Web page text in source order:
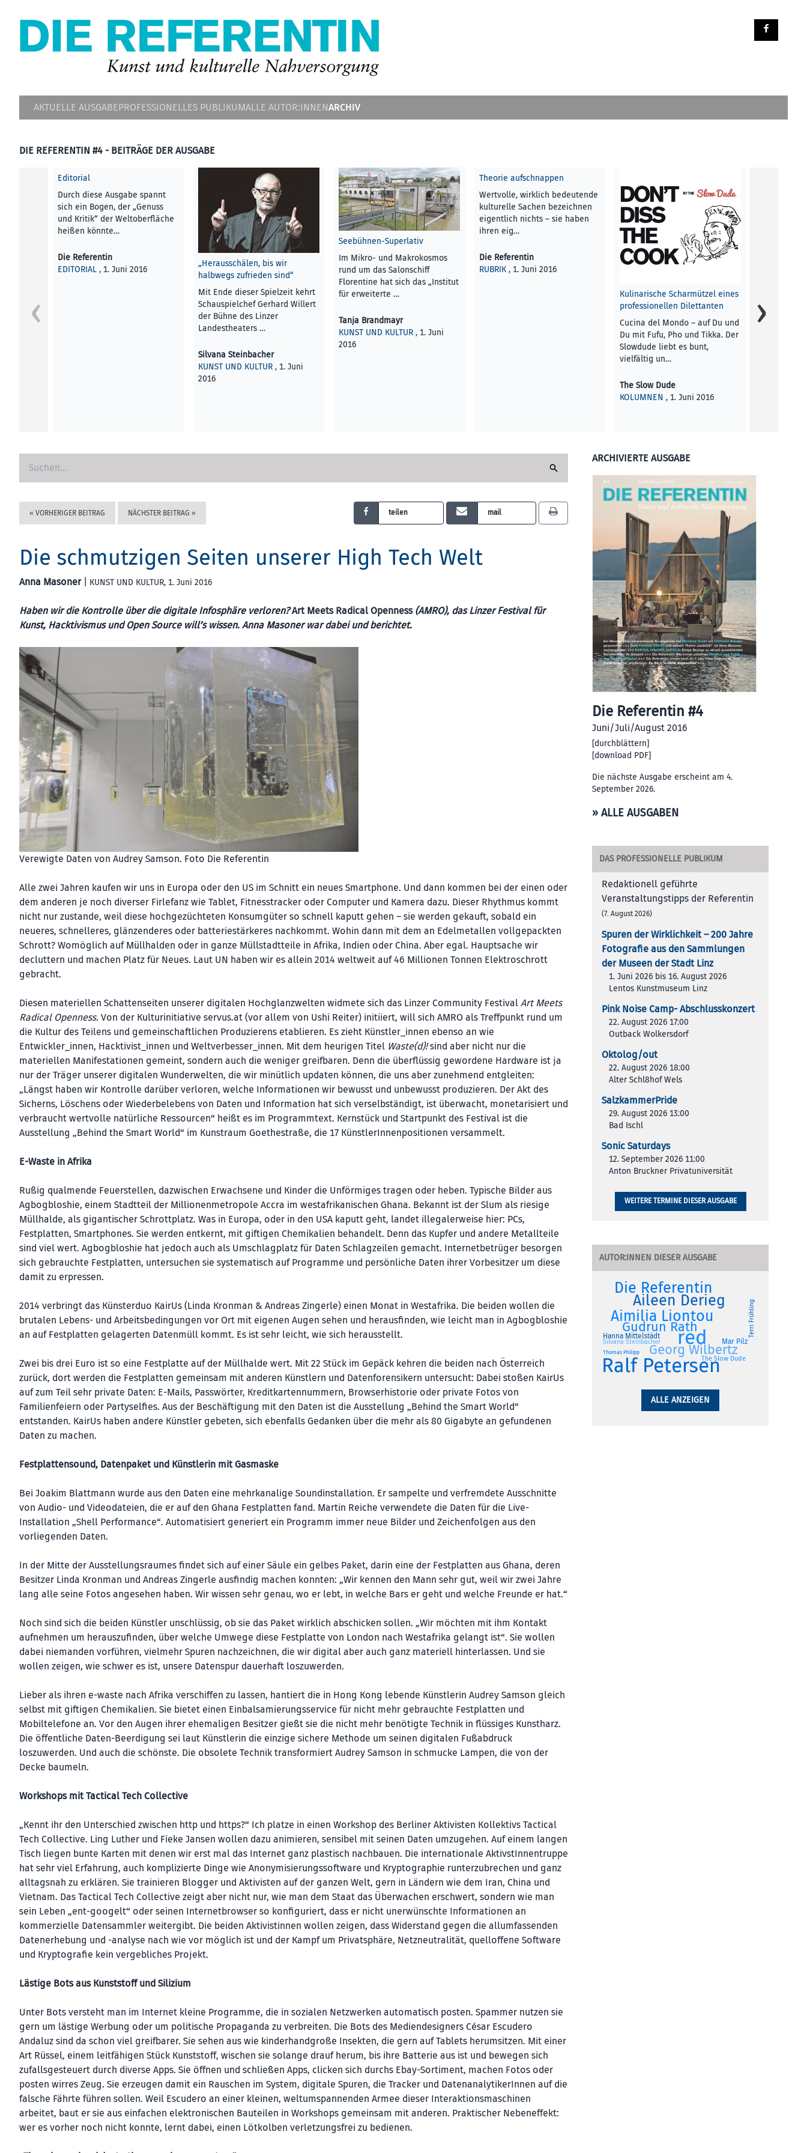
AKTUELLE AUSGABEPROFESSIONELLES PUBLIKUMALLE AUTOR:INNENARCHIV
DIE REFERENTIN #4 - BEITRÄGE DER AUSGABE
Editorial
Durch diese Ausgabe spannt
sich ein Bogen, der „Genuss
und Kritik“ der Weltoberfläche
heißen könnte…
Die Referentin
EDITORIAL , 1. Juni 2016
„Herausschälen, bis wir
halbwegs zufrieden sind“
Mit Ende dieser Spielzeit kehrt
Schauspielchef Gerhard Willert
der Bühne des Linzer
Landestheaters …
Silvana Steinbacher
KUNST UND KULTUR , 1. Juni
2016
Seebühnen-Superlativ
Im Mikro- und Makrokosmos
rund um das Salonschiff
Florentine hat sich das „Institut
für erweiterte …
Tanja Brandmayr
KUNST UND KULTUR , 1. Juni
2016
Theorie aufschnappen
Wertvolle, wirklich bedeutende
kulturelle Sachen bezeichnen
eigentlich nichts – sie haben
ihren eig…
Die Referentin
RUBRIK , 1. Juni 2016
Kulinarische Scharmützel eines
professionellen Dilettanten
Cucina del Mondo – auf Du und
Du mit Fufu, Pho und Tikka. Der
Slowdude liebt es bunt,
vielfältig un…
The Slow Dude
KOLUMNEN , 1. Juni 2016
« VORHERIGER BEITRAG NÄCHSTER BEITRAG » teilen mail
Die schmutzigen Seiten unserer High Tech Welt
Anna Masoner| KUNST UND KULTUR, 1. Juni 2016
Haben wir die Kontrolle über die digitale Infosphäre verloren?Art Meets Radical Openness(AMRO), das Linzer Festival für
Kunst, Hacktivismus und Open Source will’s wissen. Anna Masoner war dabei und berichtet.
Verewigte Daten von Audrey Samson. Foto Die Referentin
Alle zwei Jahren kaufen wir uns in Europa oder den US im Schnitt ein neues Smartphone. Und dann kommen bei der einen oder
dem anderen je noch diverser Firlefanz wie Tablet, Fitnesstracker oder Computer und Kamera dazu. Dieser Rhythmus kommt
nicht nur zustande, weil diese hochgezüchteten Konsumgüter so schnell kaputt gehen – sie werden gekauft, sobald ein
neueres, schnelleres, glänzenderes oder batteriestärkeres nachkommt. Wohin dann mit dem an Edelmetallen vollgepackten
Schrott? Womöglich auf Müllhalden oder in ganze Müllstadtteile in Afrika, Indien oder China. Aber egal. Hauptsache wir
decluttern und machen Platz für Neues. Laut UN haben wir es allein 2014 weltweit auf 46 Millionen Tonnen Elektroschrott
gebracht.
Diesen materiellen Schattenseiten unserer digitalen Hochglanzwelten widmete sich das Linzer Community Festival Art Meets
Radical Openness. Von der Kulturinitiative servus.at (vor allem von Ushi Reiter) initiiert, will sich AMRO als Treffpunkt rund um
die Kultur des Teilens und gemeinschaftlichen Produzierens etablieren. Es zieht Künstler_innen ebenso an wie
Entwickler_innen, Hacktivist_innen und Weltverbesser_innen. Mit dem heurigen Titel Waste(d)!sind aber nicht nur die
materiellen Manifestationen gemeint, sondern auch die weniger greifbaren. Denn die überflüssig gewordene Hardware ist ja
nur der Träger unserer digitalen Wunderwelten, die wir minütlich updaten können, die uns aber zunehmend entgleiten:
„Längst haben wir Kontrolle darüber verloren, welche Informationen wir bewusst und unbewusst produzieren. Der Akt des
Sicherns, Löschens oder Wiederbelebens von Daten und Information hat sich verselbständigt, ist überwacht, monetarisiert und
verbraucht wertvolle natürliche Ressourcen“ heißt es im Programmtext. Kernstück und Startpunkt des Festival ist die
Ausstellung „Behind the Smart World“ im Kunstraum Goethestraße, die 17 KünstlerInnenpositionen versammelt.
E-Waste in Afrika
Rußig qualmende Feuerstellen, dazwischen Erwachsene und Kinder die Unförmiges tragen oder heben. Typische Bilder aus
Agbogbloshie, einem Stadtteil der Millionenmetropole Accra im westafrikanischen Ghana. Bekannt ist der Slum als riesige
Müllhalde, als gigantischer Schrottplatz. Was in Europa, oder in den USA kaputt geht, landet illegalerweise hier: PCs,
Festplatten, Smartphones. Sie werden entkernt, mit giftigen Chemikalien behandelt. Denn das Kupfer und andere Metallteile
sind viel wert. Agbogbloshie hat jedoch auch als Umschlagplatz für Daten Schlagzeilen gemacht. Internetbetrüger besorgen
sich gebrauchte Festplatten, untersuchen sie systematisch auf Programme und persönliche Daten ihrer Vorbesitzer um diese
damit zu erpressen.
2014 verbringt das Künsterduo KairUs (Linda Kronman & Andreas Zingerle) einen Monat in Westafrika. Die beiden wollen die
brutalen Lebens- und Arbeitsbedingungen vor Ort mit eigenen Augen sehen und herausfinden, wie leicht man in Agbogbloshie
an auf Festplatten gelagerten Datenmüll kommt. Es ist sehr leicht, wie sich herausstellt.
Zwei bis drei Euro ist so eine Festplatte auf der Müllhalde wert. Mit 22 Stück im Gepäck kehren die beiden nach Österreich
zurück, dort werden die Festplatten gemeinsam mit anderen Künstlern und Datenforensikern untersucht: Dabei stoßen KairUs
auf zum Teil sehr private Daten: E-Mails, Passwörter, Kreditkartennummern, Browserhistorie oder private Fotos von
Familienfeiern oder Partyselfies. Aus der Beschäftigung mit den Daten ist die Ausstellung „Behind the Smart World“
entstanden. KairUs haben andere Künstler gebeten, sich ebenfalls Gedanken über die mehr als 80 Gigabyte an gefundenen
Daten zu machen.
Festplattensound, Datenpaket und Künstlerin mit Gasmaske
Bei Joakim Blattmann wurde aus den Daten eine mehrkanalige Soundinstallation. Er sampelte und verfremdete Ausschnitte
von Audio- und Videodateien, die er auf den Ghana Festplatten fand. Martin Reiche verwendete die Daten für die Live-
Installation „Shell Performance“. Automatisiert generiert ein Programm immer neue Bilder und Zeichenfolgen aus den
vorliegenden Daten.
In der Mitte der Ausstellungsraumes findet sich auf einer Säule ein gelbes Paket, darin eine der Festplatten aus Ghana, deren
Besitzer Linda Kronman und Andreas Zingerle ausfindig machen konnten: „Wir kennen den Mann sehr gut, weil wir zwei Jahre
lang alle seine Fotos angesehen haben. Wir wissen sehr genau, wo er lebt, in welche Bars er geht und welche Freunde er hat.“
Noch sind sich die beiden Künstler unschlüssig, ob sie das Paket wirklich abschicken sollen. „Wir möchten mit ihm Kontakt
aufnehmen um herauszufinden, über welche Umwege diese Festplatte von London nach Westafrika gelangt ist“. Sie wollen
dabei niemanden vorführen, vielmehr Spuren nachzeichnen, die wir digital aber auch ganz materiell hinterlassen. Und sie
wollen zeigen, wie schwer es ist, unsere Datenspur dauerhaft loszuwerden.
Lieber als ihren e-waste nach Afrika verschiffen zu lassen, hantiert die in Hong Kong lebende Künstlerin Audrey Samson gleich
selbst mit giftigen Chemikalien. Sie bietet einen Einbalsamierungsservice für nicht mehr gebrauchte Festplatten und
Mobiltelefone an. Vor den Augen ihrer ehemaligen Besitzer gießt sie die nicht mehr benötigte Technik in flüssiges Kunstharz.
Die öffentliche Daten-Beerdigung sei laut Künstlerin die einzige sichere Methode um seinen digitalen Fußabdruck
loszuwerden. Und auch die schönste. Die obsolete Technik transformiert Audrey Samson in schmucke Lampen, die von der
Decke baumeln.
Workshops mit Tactical Tech Collective
„Kennt ihr den Unterschied zwischen http und https?“ Ich platze in einen Workshop des Berliner Aktivisten Kollektivs Tactical
Tech Collective. Ling Luther und Fieke Jansen wollen dazu animieren, sensibel mit seinen Daten umzugehen. Auf einem langen
Tisch liegen bunte Karten mit denen wir erst mal das Internet ganz plastisch nachbauen. Die internationale AktivstInnentruppe
hat sehr viel Erfahrung, auch komplizierte Dinge wie Anonymisierungssoftware und Kryptographie runterzubrechen und ganz
alltagsnah zu erklären. Sie trainieren Blogger und Aktivisten auf der ganzen Welt, gern in Ländern wie dem Iran, China und
Vietnam. Das Tactical Tech Collective zeigt aber nicht nur, wie man dem Staat das Überwachen erschwert, sondern wie man
sein Leben „ent-googelt“ oder seinen Internetbrowser so konfiguriert, dass er nicht unerwünschte Informationen an
kommerzielle Datensammler weitergibt. Die beiden Aktivistinnen wollen zeigen, dass Widerstand gegen die allumfassenden
Datenerhebung und -analyse nach wie vor möglich ist und der Kampf um Privatsphäre, Netzneutralität, quelloffene Software
und Kryptografie kein vergebliches Projekt.
Lästige Bots aus Kunststoff und Silizium
Unter Bots versteht man im Internet kleine Programme, die in sozialen Netzwerken automatisch posten. Spammer nutzen sie
gern um lästige Werbung oder um politische Propaganda zu verbreiten. Die Bots des Mediendesigners César Escudero
Andaluz sind da schon viel greifbarer. Sie sehen aus wie kinderhandgroße Insekten, die gern auf Tablets herumsitzen. Mit einer
Art Rüssel, einem leitfähigen Stück Kunststoff, wischen sie solange drauf herum, bis ihre Batterie aus ist und bewegen sich
zufallsgesteuert durch diverse Apps. Sie öffnen und schließen Apps, clicken sich durchs Ebay-Sortiment, machen Fotos oder
posten wirres Zeug. Sie erzeugen damit ein Rauschen im System, digitale Spuren, die Tracker und DatenanalytikerInnen auf die
falsche Fährte führen sollen. Weil Escudero an einer kleinen, weltumspannenden Armee dieser Interaktionsmaschinen
arbeitet, baut er sie aus einfachen elektronischen Bauteilen in Workshops gemeinsam mit anderen. Praktischer Nebeneffekt:
wer es vorher noch nicht konnte, lernt dabei, einen Lötkolben verletzungsfrei zu bedienen.
ARCHIVIERTE AUSGABE
Die Referentin #4
Juni/Juli/August 2016
[durchblättern]
[download PDF]
Die nächste Ausgabe erscheint am 4.
September 2026.
» ALLE AUSGABEN
DAS PROFESSIONELLE PUBLIKUM
Redaktionell geführte
Veranstaltungstipps der Referentin
(7. August 2026)
Spuren der Wirklichkeit – 200 Jah­re
Foto­gra­fie aus den Samm­lun­gen
der Muse­en der Stadt Linz
1. Juni 2026 bis 16. August 2026
Lentos Kunstmuseum Linz
Pink Noise Camp- Abschlusskonzert
22. August 2026 17:00
Outback Wolkersdorf
Oktolog/out
22. August 2026 18:00
Alter Schl8hof Wels
SalzkammerPride
29. August 2026 13:00
Bad Ischl
Sonic Saturdays
12. September 2026 11:00
Anton Bruckner Privatuniversität
WEITERE TERMINE DIESER AUSGABE
AUTOR:INNEN DIESER AUSGABE
Ralf Petersen
red
Aileen Derieg
Aimilia Liontou
Die Referentin
Georg Wilbertz
Gudrun Rath
Hanna Mittelstädt
Mar Pilz
Silvana Steinbacher
Terri Frühling
The Slow Dude
Thomas Philipp
ALLE ANZEIGEN